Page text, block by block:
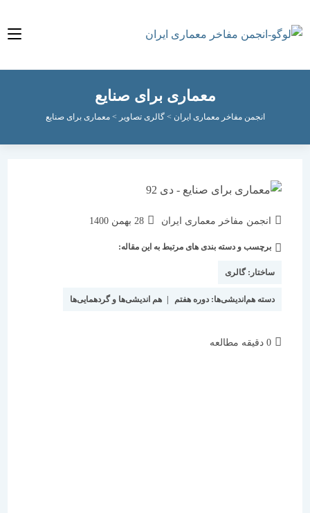
معماری برای صنایع
انجمن مفاخر معماری ایران > گالری تصاویر>معماری برای صنایع
انجمن مفاخر معماری ایران
نوشته
شده
28 بهمن 1400
برچسب و دسته بندی های مرتبط به این مقاله:
ساختار:گالری
دسته هم‌اندیشی‌ها:دوره هفتم | هم اندیشی‌ها و گردهمایی‌ها